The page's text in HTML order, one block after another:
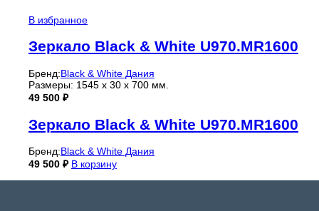
В избранное
Зеркало Black & White U970.MR1600
Бренд:Black & White Дания
Размеры: 1545 х 30 х 700 мм.
49 500 ₽
Зеркало Black & White U970.MR1600
Бренд:Black & White Дания
49 500 ₽ В корзину